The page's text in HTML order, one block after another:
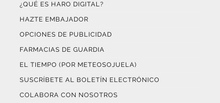
¿QUÉ ES HARO DIGITAL?
HAZTE EMBAJADOR
OPCIONES DE PUBLICIDAD
FARMACIAS DE GUARDIA
EL TIEMPO (POR METEOSOJUELA)
SUSCRÍBETE AL BOLETÍN ELECTRÓNICO
COLABORA CON NOSOTROS